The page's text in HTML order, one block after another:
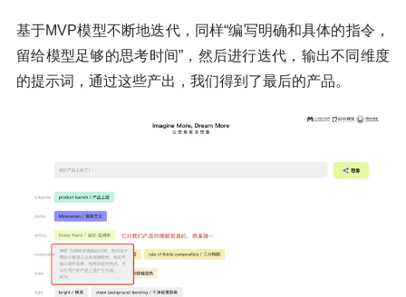
基于MVP模型不断地迭代，同样“编写明确和具体的指令，
留给模型足够的思考时间”，然后进行迭代，输出不同维度
的提示词，通过这些产出，我们得到了最后的产品。